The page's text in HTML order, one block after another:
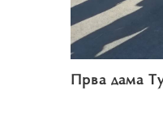
Прва дама